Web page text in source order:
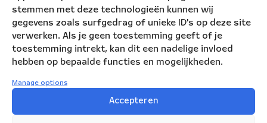
stemmen met deze technologieën kunnen wij
gegevens zoals surfgedrag of unieke ID's op deze site
verwerken. Als je geen toestemming geeft of je
toestemming intrekt, kan dit een nadelige invloed
hebben op bepaalde functies en mogelijkheden.
Manage options
Accepteren
to
create
a
wonderful
story.